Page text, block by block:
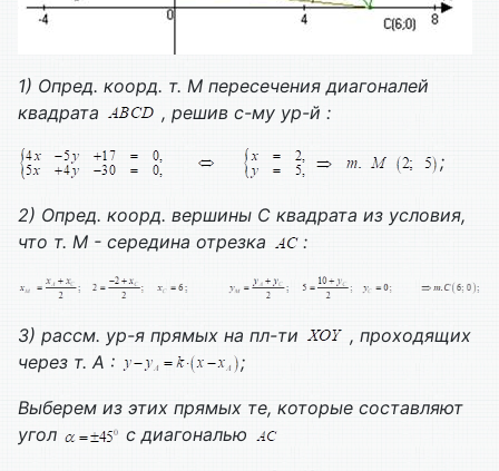
1) Опред. коорд. т. М пересечения диагоналей
квадрата
, решив с-му ур-й :
;
2) Опред. коорд. вершины С квадрата из условия,
что т. М - середина отрезка
:
3) рассм. ур-я прямых на пл-ти
, проходящих
через т. А :
;
Выберем из этих прямых те, которые составляют
угол
с диагональю